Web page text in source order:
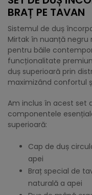
BRAȚ PE TAVAN
Sistemul de duș
Mirtak în nuanță
pentru băile
funcționalitate
duș superioară prin
maximizând confortul
Am inclus în acest set
componentele
superioară:
Cap de duș
apei
Braț special de
naturală a apei